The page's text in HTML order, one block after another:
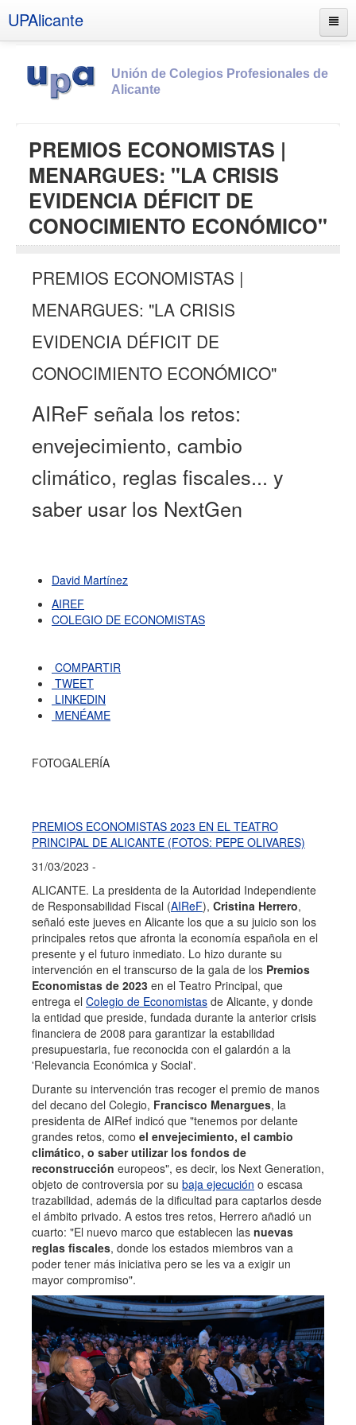
UPAlicante
Unión de Colegios Profesionales de
Alicante
Socios
Estatutos
Documentos
Boletines
PROA
Contacto
PREMIOS ECONOMISTAS |
MENARGUES: "LA CRISIS
EVIDENCIA DÉFICIT DE
CONOCIMIENTO ECONÓMICO"
PREMIOS ECONOMISTAS |
MENARGUES: "LA CRISIS
EVIDENCIA DÉFICIT DE
CONOCIMIENTO ECONÓMICO"
AIReF señala los retos:
envejecimiento, cambio
climático, reglas fiscales... y
saber usar los NextGen
David Martínez
AIREF
COLEGIO DE ECONOMISTAS
COMPARTIR
TWEET
LINKEDIN
MENÉAME
FOTOGALERÍA
PREMIOS ECONOMISTAS 2023 EN EL TEATRO
PRINCIPAL DE ALICANTE (FOTOS: PEPE OLIVARES)
31/03/2023 -
ALICANTE. La presidenta de la Autoridad Independiente
de Responsabilidad Fiscal (AIReF), Cristina Herrero,
señaló este jueves en Alicante los que a su juicio son los
principales retos que afronta la economía española en el
presente y el futuro inmediato. Lo hizo durante su
intervención en el transcurso de la gala de los Premios
Economistas de 2023 en el Teatro Principal, que
entrega el Colegio de Economistas de Alicante, y donde
la entidad que preside, fundada durante la anterior crisis
financiera de 2008 para garantizar la estabilidad
presupuestaria, fue reconocida con el galardón a la
'Relevancia Económica y Social'.
Durante su intervención tras recoger el premio de manos
del decano del Colegio, Francisco Menargues, la
presidenta de AIRef indicó que "tenemos por delante
grandes retos, como el envejecimiento, el cambio
climático, o saber utilizar los fondos de
reconstrucción europeos", es decir, los Next Generation,
objeto de controversia por su baja ejecución o escasa
trazabilidad, además de la dificultad para captarlos desde
el ámbito privado. A estos tres retos, Herrero añadió un
cuarto: "El nuevo marco que establecen las nuevas
reglas fiscales, donde los estados miembros van a
poder tener más iniciativa pero se les va a exigir un
mayor compromiso".